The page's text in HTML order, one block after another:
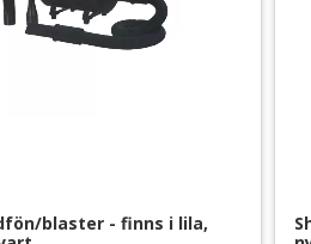
blaster - finns i lila,